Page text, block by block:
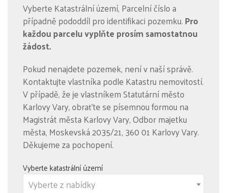
Vyberte Katastrální území, Parcelní číslo a
případně pododdíl pro identifikaci pozemku. Pro
každou parcelu vyplňte prosím samostatnou
žádost.
Pokud nenajdete pozemek, není v naší správě.
Kontaktujte vlastníka podle Katastru nemovitostí.
V případě, že je vlastníkem Statutární město
Karlovy Vary, obraťte se písemnou formou na
Magistrát města Karlovy Vary, Odbor majetku
města, Moskevská 2035/21, 360 01 Karlovy Vary.
Děkujeme za pochopení.
Vyberte katastrální území
Vyberte z nabídky